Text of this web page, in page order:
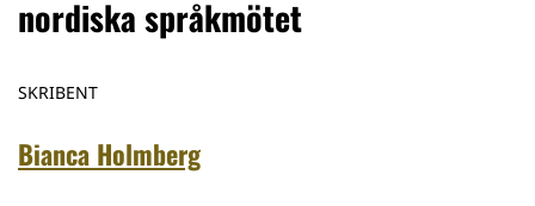
nordiska språkmötet
SKRIBENT
Bianca Holmberg